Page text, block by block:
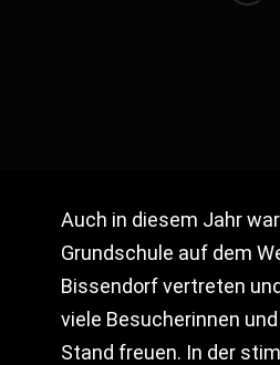
Auch in diesem Jahr
Grundschule auf dem
Bissendorf vertreten
viele Besucherinnen
Stand freuen. In der